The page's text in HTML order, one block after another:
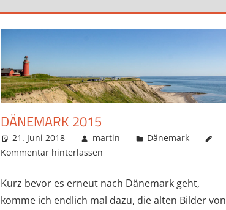
DÄNEMARK 2015
21. Juni 2018 martin
Dänemark
Kommentar hinterlassen
Kurz bevor es erneut nach Dänemark geht,
komme ich endlich mal dazu, die alten Bilder von